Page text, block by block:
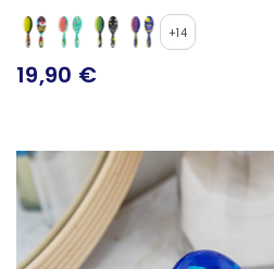
+14
19,90 €